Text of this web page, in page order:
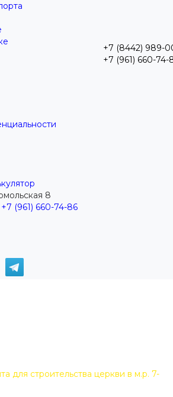
8
+7 (961) 660-74-86
+7 (8442) 989-
+7 (961) 660-74-
для строительства церкви в м.р. 7-